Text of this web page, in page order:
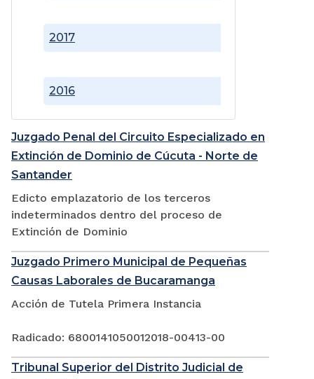
2016
2017
Juzgado Penal del Circuito Especializado en
Extinción de Dominio de Cúcuta - Norte de
Santander
Edicto emplazatorio de los terceros
indeterminados dentro del proceso de
Extinción de Dominio
Juzgado Primero Municipal de Pequeñas
Causas Laborales de Bucaramanga
Acción de Tutela Primera Instancia
Radicado: 6800141050012018-00413-00
Tribunal Superior del Distrito Judicial de